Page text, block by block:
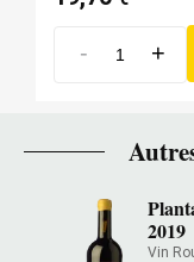
- +
2019
Vin